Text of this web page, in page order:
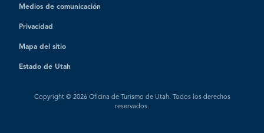
Medios de comunicación
Privacidad
Mapa del sitio
Estado de Utah
Copyright © 2026 Oficina de Turismo de Utah. Todos los derechos
reservados.